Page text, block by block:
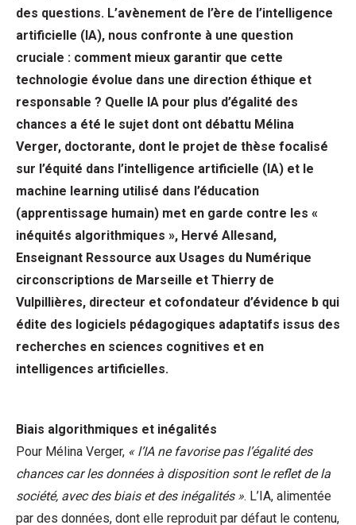
des questions. L’avènement de l’ère de l’intelligence
artificielle (IA), nous confronte à une question
cruciale : comment mieux garantir que cette
technologie évolue dans une direction éthique et
responsable ? Quelle IA pour plus d’égalité des
chances a été le sujet dont ont débattu Mélina
Verger, doctorante, dont le projet de thèse focalisé
sur l’équité dans l’intelligence artificielle (IA) et le
machine learning utilisé dans l’éducation
(apprentissage humain) met en garde contre les «
inéquités algorithmiques », Hervé Allesand,
Enseignant Ressource aux Usages du Numérique
circonscriptions de Marseille et Thierry de
Vulpillières, directeur et cofondateur d’évidence b qui
édite des logiciels pédagogiques adaptatifs issus des
recherches en sciences cognitives et en
intelligences artificielles.
Biais algorithmiques et inégalités
Pour Mélina Verger, « l’IA ne favorise pas l’égalité des
chances car les données à disposition sont le reflet de la
société, avec des biais et des inégalités ». L’IA, alimentée
par des données, dont elle reproduit par défaut le contenu,